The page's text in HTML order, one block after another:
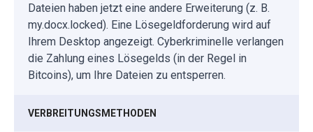
Dateien haben jetzt eine andere Erweiterung (z. B.
my.docx.locked). Eine Lösegeldforderung wird auf
Ihrem Desktop angezeigt. Cyberkriminelle verlangen
die Zahlung eines Lösegelds (in der Regel in
Bitcoins), um Ihre Dateien zu entsperren.
VERBREITUNGSMETHODEN